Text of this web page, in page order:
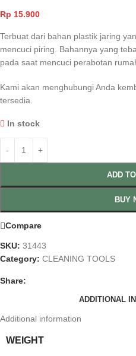
Rp 15.900
Terbuat dari bahan plastik jaring
mencuci piring. Bahannya yang
pada saat mencuci perabotan
Kami akan menghubungi Anda
tersedia.
In stock
ADD
BUY
Compare
SKU: 31443
Category: CLEANING TOOLS
Share:
ADDITIONAL
Additional information
WEIGHT